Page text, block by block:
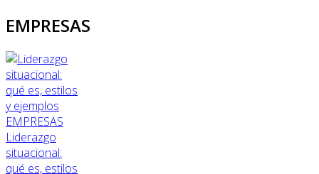
EMPRESAS
EMPRESAS
Liderazgo
situacional:
qué es, estilos